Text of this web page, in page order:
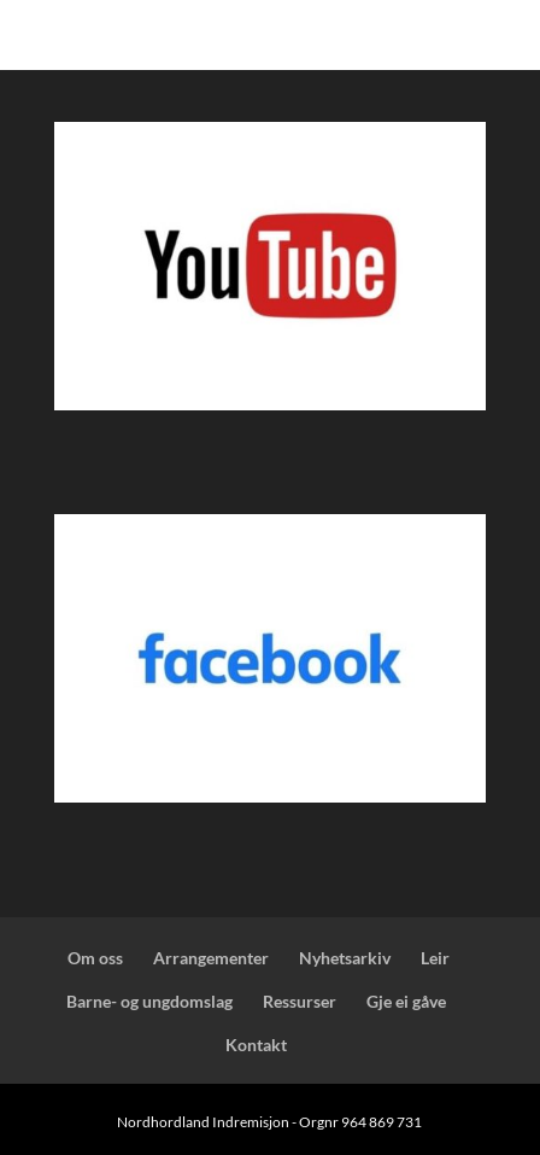
Om oss Arrangementer Nyhetsarkiv Leir
Barne- og ungdomslag Ressurser Gje ei gåve
Kontakt
Nordhordland Indremisjon - Orgnr 964 869 731